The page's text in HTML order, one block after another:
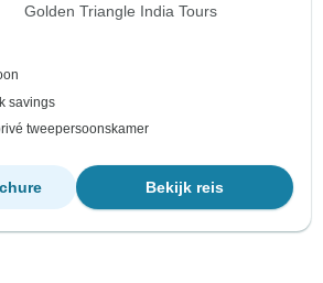
Golden Triangle India Tours
savings
tweepersoonskamer
Bekijk reis